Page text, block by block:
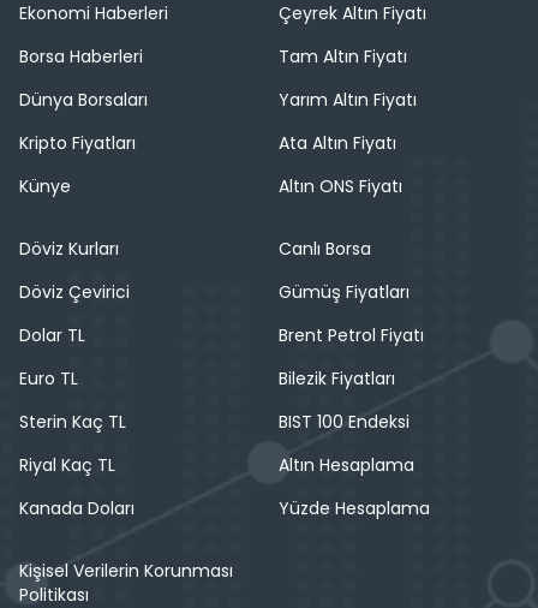
Ekonomi Haberleri
Borsa Haberleri
Dünya Borsaları
Kripto Fiyatları
Künye
Çeyrek Altın Fiyatı
Tam Altın Fiyatı
Yarım Altın Fiyatı
Ata Altın Fiyatı
Altın ONS Fiyatı
Döviz Kurları
Döviz Çevirici
Dolar TL
Euro TL
Sterin Kaç TL
Riyal Kaç TL
Kanada Doları
Canlı Borsa
Gümüş Fiyatları
Brent Petrol Fiyatı
Bilezik Fiyatları
BIST 100 Endeksi
Altın Hesaplama
Yüzde Hesaplama
Kişisel Verilerin Korunması
Politikası